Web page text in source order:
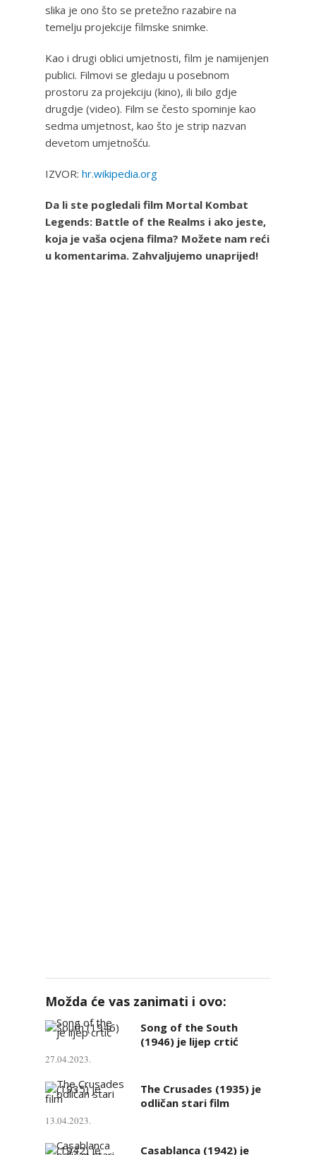
slika je ono što se pretežno razabire na
temelju projekcije filmske snimke.
Kao i drugi oblici umjetnosti, film je namijenjen
publici. Filmovi se gledaju u posebnom
prostoru za projekciju (kino), ili bilo gdje
drugdje (video). Film se često spominje kao
sedma umjetnost, kao što je strip nazvan
devetom umjetnošću.
IZVOR: hr.wikipedia.org
Da li ste pogledali film Mortal Kombat
Legends: Battle of the Realms i ako jeste,
koja je vaša ocjena filma? Možete nam reći
u komentarima. Zahvaljujemo unaprijed!
Možda će vas zanimati i ovo:
Song of the South
(1946) je lijep crtić
27.04.2023.
The Crusades (1935) je
odličan stari film
13.04.2023.
Casablanca (1942) je